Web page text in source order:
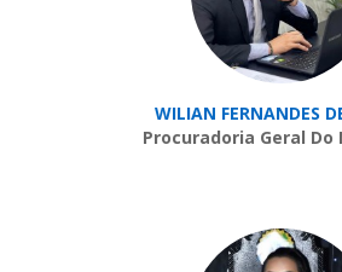
WILIAN FERNANDES
Procuradoria Geral Do